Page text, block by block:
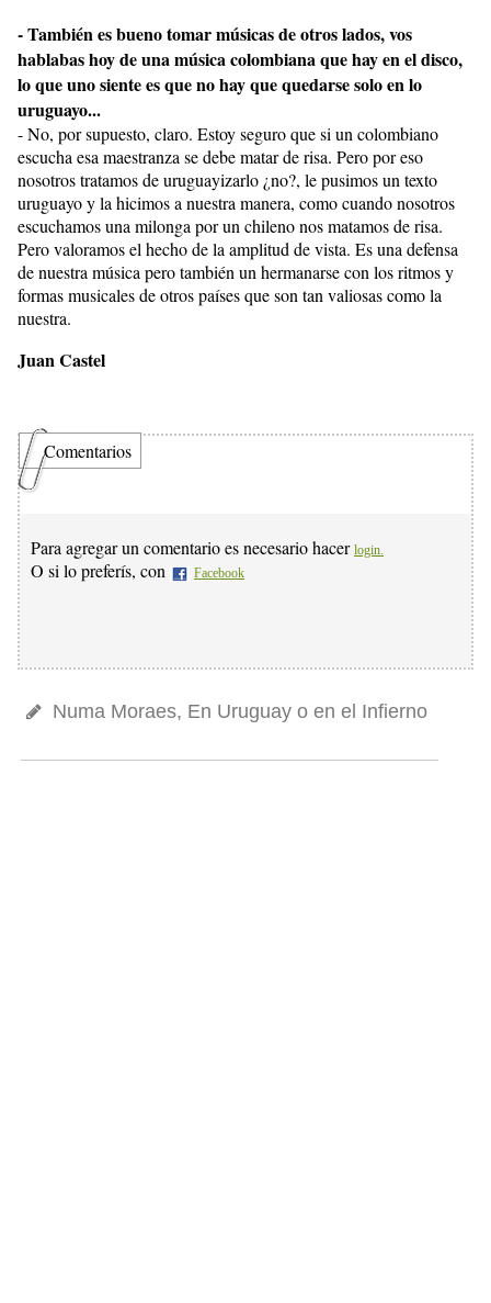
- También es bueno tomar músicas de otros lados, vos
hablabas hoy de una música colombiana que hay en el disco,
lo que uno siente es que no hay que quedarse solo en lo
uruguayo...
- No, por supuesto, claro. Estoy seguro que si un colombiano
escucha esa maestranza se debe matar de risa. Pero por eso
nosotros tratamos de uruguayizarlo ¿no?, le pusimos un texto
uruguayo y la hicimos a nuestra manera, como cuando nosotros
escuchamos una milonga por un chileno nos matamos de risa.
Pero valoramos el hecho de la amplitud de vista. Es una defensa
de nuestra música pero también un hermanarse con los ritmos y
formas musicales de otros países que son tan valiosas como la
nuestra.
Juan Castel
Comentarios
Para agregar un comentario es necesario hacer login.
O si lo preferís, con Facebook
Numa Moraes, En Uruguay o en el Infierno